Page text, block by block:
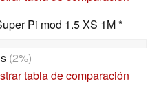
Pi mod 1.5 XS 1M *
(2%)
tabla de comparación